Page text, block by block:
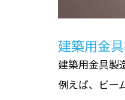
建築用金
建築用金具製
例えば、ビー